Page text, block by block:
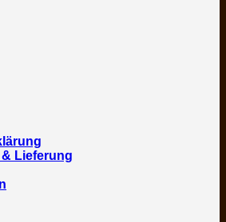
Lieferung